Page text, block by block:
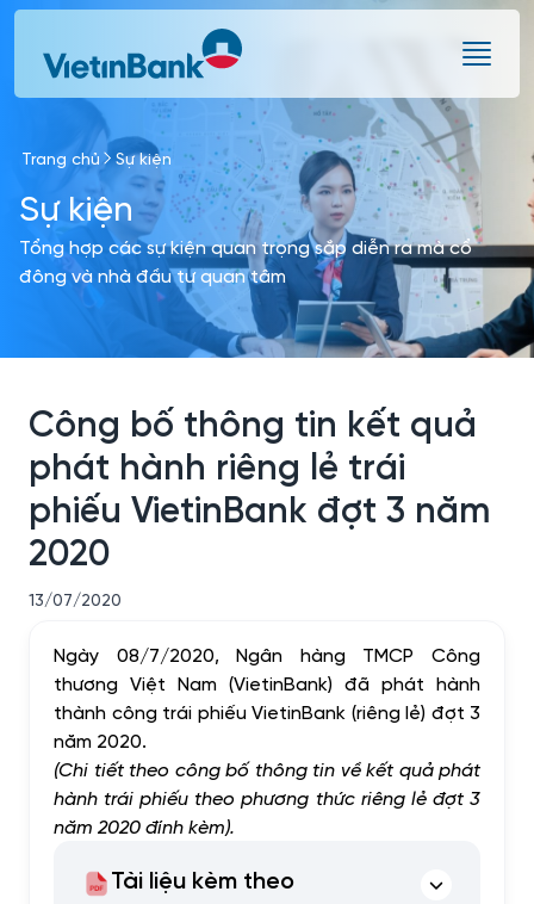
Skip to Main Content
Trang chủ Sự kiện
Sự kiện
Tổng hợp các sự kiện quan trọng sắp diễn ra mà cổ
đông và nhà đầu tư quan tâm
Công bố thông tin kết quả
phát hành riêng lẻ trái
phiếu VietinBank đợt 3 năm
2020
13/07/2020
Ngày 08/7/2020, Ngân hàng TMCP Công
thương Việt Nam (VietinBank) đã phát hành
thành công trái phiếu VietinBank (riêng lẻ) đợt 3
năm 2020.
(Chi tiết theo công bố thông tin về kết quả phát
hành trái phiếu theo phương thức riêng lẻ đợt 3
năm 2020 đính kèm).
Tài liệu kèm theo